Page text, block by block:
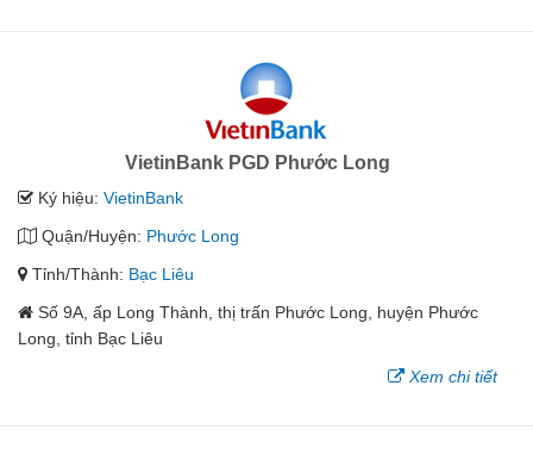
VietinBank PGD Phước Long
Ký hiệu: VietinBank
Quận/Huyện: Phước Long
Tỉnh/Thành: Bạc Liêu
Số 9A, ấp Long Thành, thị trấn Phước Long, huyện Phước
Long, tỉnh Bạc Liêu
Xem chi tiết